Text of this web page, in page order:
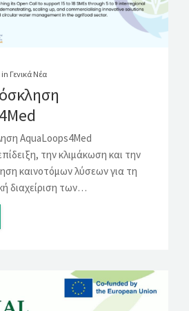
in Γενικά Νέα
AquaLoops4Med
την κλιμάκωση και την
καινοτόμων λύσεων για τη
διαχείριση των…